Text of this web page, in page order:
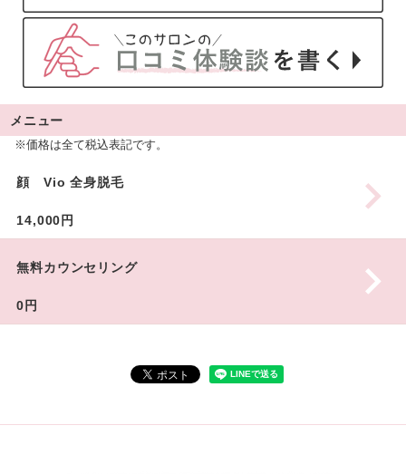
メニュー
※価格は全て税込表記です。
顔 Vio 全身脱毛
14,000円
無料カウンセリング
0円